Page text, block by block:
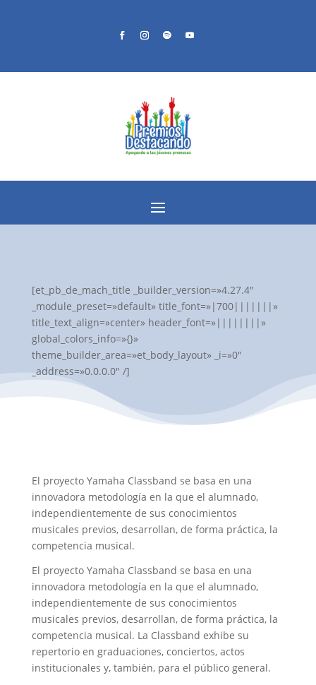
[et_pb_de_mach_title _builder_version=»4.27.4″
_module_preset=»default» title_font=»|700|||||||»
title_text_align=»center» header_font=»||||||||»
global_colors_info=»{}»
theme_builder_area=»et_body_layout» _i=»0″
_address=»0.0.0.0″ /]
El proyecto Yamaha Classband se basa en una
innovadora metodología en la que el alumnado,
independientemente de sus conocimientos
musicales previos, desarrollan, de forma práctica, la
competencia musical.
El proyecto Yamaha Classband se basa en una
innovadora metodología en la que el alumnado,
independientemente de sus conocimientos
musicales previos, desarrollan, de forma práctica, la
competencia musical. La Classband exhibe su
repertorio en graduaciones, conciertos, actos
institucionales y, también, para el público general.